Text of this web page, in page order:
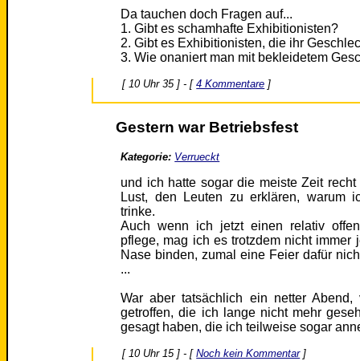
Da tauchen doch Fragen auf...
1. Gibt es schamhafte Exhibitionisten?
2. Gibt es Exhibitionisten, die ihr
3. Wie onaniert man mit bekleidetem
[ 10 Uhr 35 ] - [4 Kommentare ]
Gestern war Betriebsfest
Kategorie: Verrueckt
und ich hatte sogar die meiste Zeit
Lust, den Leuten zu erklären, warum
trinke.
Auch wenn ich jetzt einen relativ
pflege, mag ich es trotzdem nicht
Nase binden, zumal eine Feier dafür
...
War aber tatsächlich ein netter
getroffen, die ich lange nicht mehr
gesagt haben, die ich teilweise sogar
[ 10 Uhr 15 ] - [Noch kein Kommentar]